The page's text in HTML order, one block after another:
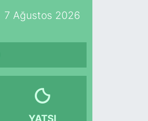
7 Ağustos 2026
YATSI